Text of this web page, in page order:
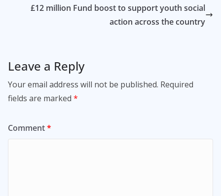
£12 million Fund boost to support youth social
action across the country
Leave a Reply
Your email address will not be published. Required
fields are marked *
Comment*